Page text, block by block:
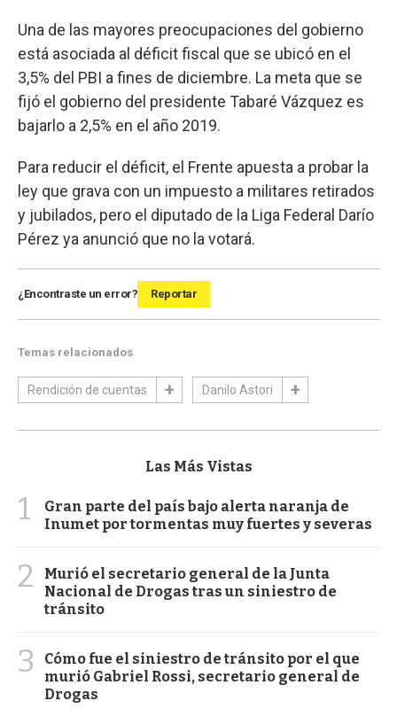
Una de las mayores preocupaciones del gobierno
está asociada al déficit fiscal que se ubicó en el
3,5% del PBI a fines de diciembre. La meta que se
fijó el gobierno del presidente Tabaré Vázquez es
bajarlo a 2,5% en el año 2019.
Para reducir el déficit, el Frente apuesta a probar la
ley que grava con un impuesto a militares retirados
y jubilados, pero el diputado de la Liga Federal Darío
Pérez ya anunció que no la votará.
¿Encontraste un error? Reportar
Temas relacionados
Rendición de cuentas Danilo Astori
Las Más Vistas
1
Gran parte del país bajo alerta naranja de
Inumet por tormentas muy fuertes y severas
2
Murió el secretario general de la Junta
Nacional de Drogas tras un siniestro de
tránsito
3
Cómo fue el siniestro de tránsito por el que
murió Gabriel Rossi, secretario general de
Drogas